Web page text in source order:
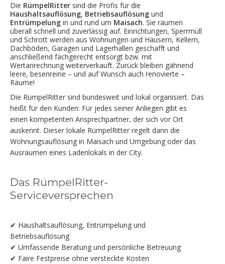
Die RümpelRitter sind die Profis für die
Haushaltsauflösung, Betriebsauflösung und
Entrümpelung in und rund um Maisach. Sie räumen
überall schnell und zuverlässig auf. Einrichtungen, Sperrmüll
und Schrott werden aus Wohnungen und Häusern, Kellern,
Dachböden, Garagen und Lagerhallen geschafft und
anschließend fachgerecht entsorgt bzw. mit
Wertanrechnung weiterverkauft. Zurück bleiben gähnend
leere, besenreine – und auf Wunsch auch renovierte –
Räume!
Die RümpelRitter sind bundesweit und lokal organisiert. Das
heißt für den Kunden: Für jedes seiner Anliegen gibt es
einen kompetenten Ansprechpartner, der sich vor Ort
auskennt. Dieser lokale RümpelRitter regelt dann die
Wohnungsauflösung in Maisach und Umgebung oder das
Ausräumen eines Ladenlokals in der City.
Das RümpelRitter-
Serviceversprechen
✔ Haushaltsauflösung, Entrümpelung und
Betriebsauflösung
✔ Umfassende Beratung und persönliche Betreuung
✔ Faire Festpreise ohne versteckte Kosten